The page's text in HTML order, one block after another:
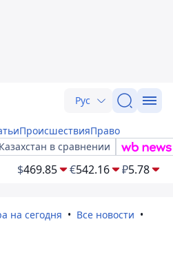
Рус
ПроисшествияПраво
в сравнении
$469.85 €542.16 ₽5.78
на сегодня
Все новости